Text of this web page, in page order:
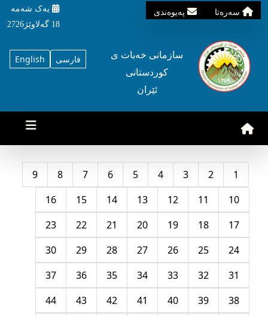
سه‌ره‌تا په‌یوه‌ندی
یه‌ک شه‌مه‌
18 گه‌لاوێژ2726
English فارسی
سازمانی خه‌بات ی
کوردستانی
ئێران
1
2
3
4
5
6
7
8
9
10
11
12
13
14
15
16
17
18
19
20
21
22
23
24
25
26
27
28
29
30
31
32
33
34
35
36
37
38
39
40
41
42
43
44